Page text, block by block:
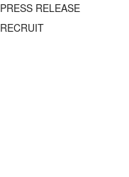
PRESS RELEASE
RECRUIT